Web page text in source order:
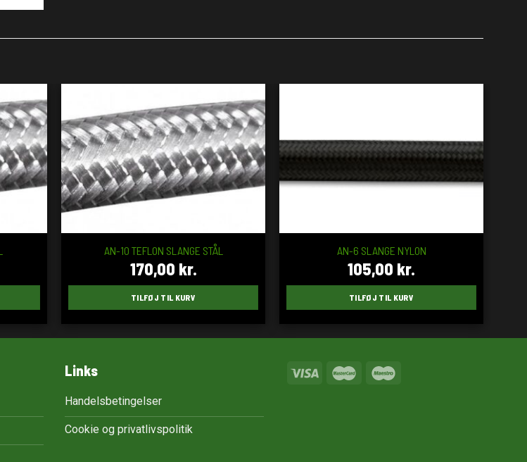
AN-10 TEFLON SLANGE STÅL
170,00 kr.
TILFØJ TIL KURV
AN-6 SLANGE NYLON
105,00 kr.
TILFØJ TIL KURV
Links
Handelsbetingelser
Cookie og privatlivspolitik